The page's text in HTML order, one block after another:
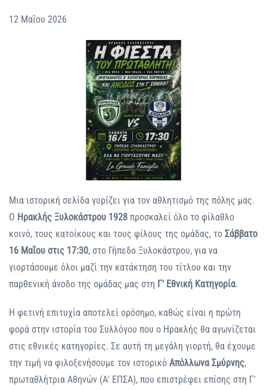
12 Μαΐου 2026
Μια ιστορική σελίδα γυρίζει για τον αθλητισμό της πόλης μας.
Ο Ηρακλής Ξυλοκάστρου 1928 προσκαλεί όλο το φίλαθλο
κοινό, τους κατοίκους και τους φίλους της ομάδας, το Σάββατο
16 Μαΐου στις 17:30, στο Γήπεδο Ξυλοκάστρου, για να
γιορτάσουμε όλοι μαζί την κατάκτηση του τίτλου και την
παρθενική άνοδο της ομάδας μας στη Γ’ Εθνική Κατηγορία.
Η φετινή επιτυχία αποτελεί ορόσημο, καθώς είναι η πρώτη
φορά στην ιστορία του Συλλόγου που ο Ηρακλής θα αγωνίζεται
στις εθνικές κατηγορίες. Σε αυτή τη μεγάλη γιορτή, θα έχουμε
την τιμή να φιλοξενήσουμε τον ιστορικό Απόλλωνα Σμύρνης,
πρωταθλήτρια Αθηνών (Α' ΕΠΣΑ), που επιστρέφει επίσης στη Γ'